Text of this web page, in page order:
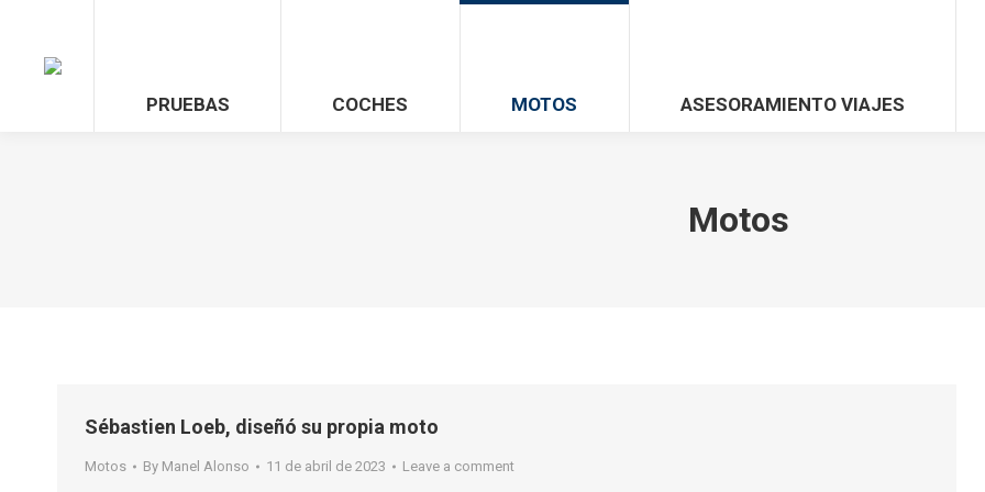
PRUEBAS COCHES MOTOS ASESORAMIENTO VIAJES
Motos
Sébastien Loeb, diseñó su propia moto
Motos By Manel Alonso 11 de abril de 2023 Leave a comment